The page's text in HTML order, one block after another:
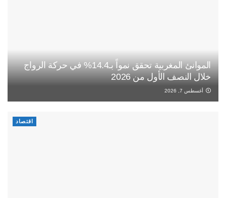
الموانئ المغربية تحقق نمواً بـ14.4% في حركة الرواج
خلال النصف الأول من 2026
أغسطس 7, 2026
اقتصاد